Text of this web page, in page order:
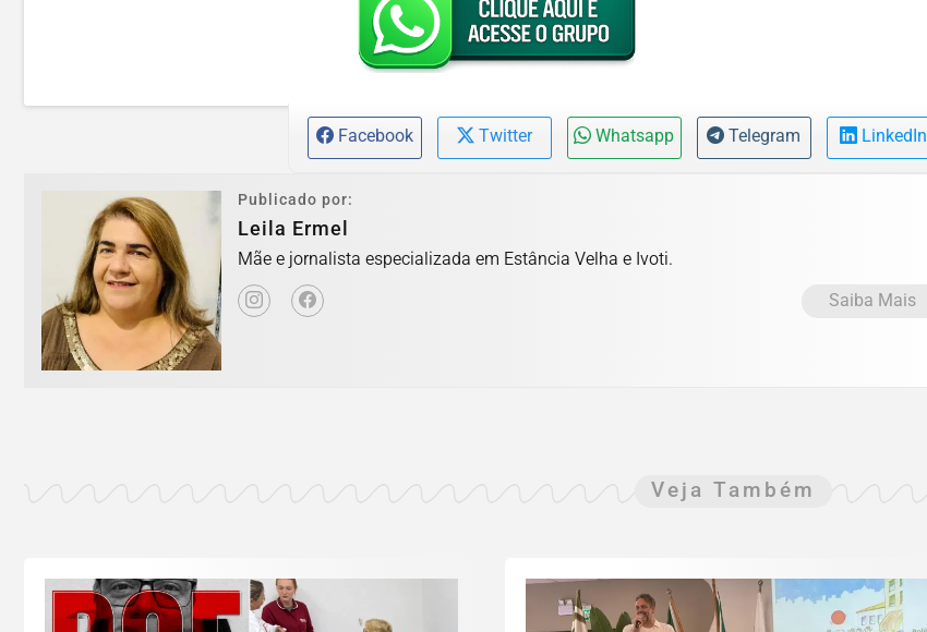
Facebook Twitter Whatsapp Telegram LinkedIn
Publicado por:
Leila Ermel
Mãe e jornalista especializada em Estância Velha e Ivoti.
Saiba Mais
Veja Também